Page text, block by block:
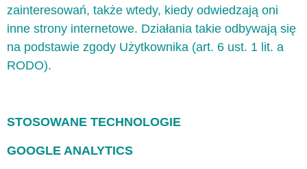
zainteresowań, także wtedy, kiedy odwiedzają oni
inne strony internetowe. Działania takie odbywają się
na podstawie zgody Użytkownika (art. 6 ust. 1 lit. a
RODO).
STOSOWANE TECHNOLOGIE
GOOGLE ANALYTICS